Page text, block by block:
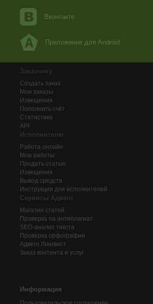
Вконтакте
Приложение для Android
Заказчику
Создать заказ
Мои заказы
Извещения
Пополнить счёт
Статистика
API
Исполнителю
Работа онлайн
Мои работы
Продать статью
Извещения
Вывод средств
Инструкции для исполнителей
Сервисы Адвего
Магазин статей
Проверка на антиплагиат
SEO-анализ текста
Проверка орфографии
Адвего Лингвист
Заказ контента и услуг
Информация